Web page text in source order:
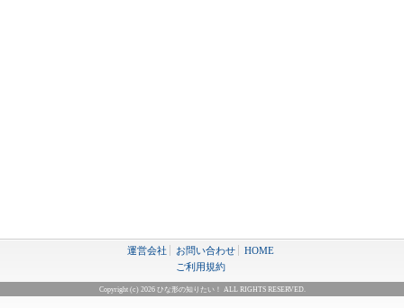
運営会社 お問い合わせ
HOME
ご利用規約
Copyright (c) 2026 ひな形の知りたい！ ALL RIGHTS RESERVED.